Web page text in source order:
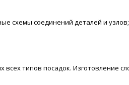
схемы соединений деталей и
типов посадок. Изготовление